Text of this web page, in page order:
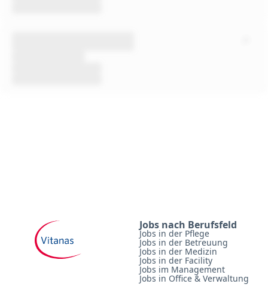
Jobs nach Berufsfeld
Jobs in der Pflege
Jobs in der Betreuung
Jobs in der Medizin
Jobs in der Facility
Jobs im Management
Jobs in Office & Verwaltung